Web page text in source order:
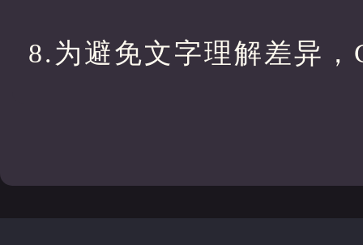
8.为避免文字理解差异